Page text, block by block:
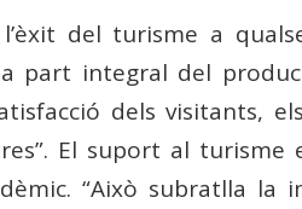
del turisme a
part integral del
dels visitants,
El suport al
“Això subratlla